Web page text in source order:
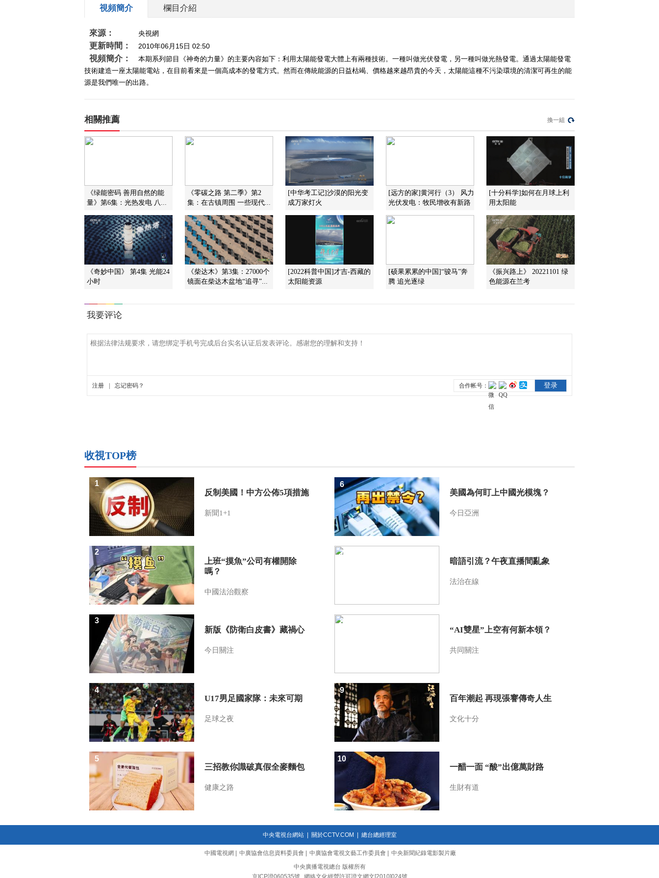
2010-06-08 07:40:49
火山真相（五）
2010-06-05 03:41:01
火山真相（四）
2010-06-04 02:40:49
火山真相（三）
2010-05-27 20:40:51
塔里木河的秘密 中
視頻簡介 欄目介紹
來源： 央視網
更新時間： 2010年06月15日 02:50
視頻簡介：
本期系列節目《神奇的力量》的主要內容如下：利用太陽能發電大體上有兩種技術。一種叫做光伏發電，另一種叫做光熱發電。通過太陽能發電
技術建造一座太陽能電站，在目前看來是一個高成本的發電方式。然而在傳統能源的日益枯竭、價格越來越昂貴的今天，太陽能這種不污染環境的清潔可再生的能
源是我們唯一的出路。
相關推薦 換一組
《绿能密码 善用自然的能
量》第6集：光热发电 八...
《零碳之路 第二季》第2
集：在古镇周围 一些现代...
[中华考工记]沙漠的阳光变
成万家灯火
[远方的家]黄河行（3） 风力
光伏发电：牧民增收有新路
[十分科学]如何在月球上利
用太阳能
《奇妙中国》 第4集 光能24
小时
《柴达木》第3集：27000个
镜面在柴达木盆地“追寻”...
[2022科普中国]才吉-西藏的
太阳能资源
[硕果累累的中国]“骏马”奔
腾 追光逐绿
《振兴路上》 20221101 绿
色能源在兰考
收視TOP榜
反制美國！中方公佈5項措施
新聞1+1
1
上班“摸魚”公司有權開除
嗎？
中國法治觀察
2
新版《防衛白皮書》藏禍心
今日關注
3
U17男足國家隊：未來可期
足球之夜
4
三招教你識破真假全麥麵包
健康之路
5
美國為何盯上中國光模塊？
今日亞洲
6
暗語引流？午夜直播間亂象
法治在線
7
“AI雙星”上空有何新本領？
共同關注
8
百年潮起 再現張謇傳奇人生
文化十分
9
一醋一面 “酸”出億萬財路
生財有道
10
中央電視台網站| 關於CCTV.COM 總台總經理室
中國電視網 中廣協會信息資料委員會 中廣協會電視文藝工作委員會
中央新聞紀錄電影製片廠
中央廣播電視總台 版權所有
京ICP證060535號
網絡文化經營許可證文網文[2010]024號